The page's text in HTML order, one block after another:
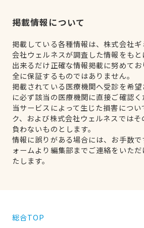
掲載情報について
掲載している各種情報は、株式会社
会社ウェルネスが調査した情報をもと
出来るだけ正確な情報掲載に努めて
全に保証するものではありません。
掲載されている医療機関へ受診を希
に必ず該当の医療機関に直接ご確認く
当サービスによって生じた損害につい
ク、および株式会社ウェルネスでは
負わないものとします。
情報に誤りがある場合には、お手数
ォームより編集部までご連絡をいた
たします。
総合TOP